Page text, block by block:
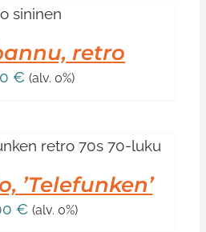
retro
€ (alv. 0%)
’Telefunken’
€ (alv. 0%)